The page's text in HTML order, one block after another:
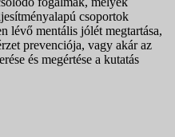
csoportok
lévő mentális jólét megtartása,
prevenciója, vagy akár az
és megértése a kutatás